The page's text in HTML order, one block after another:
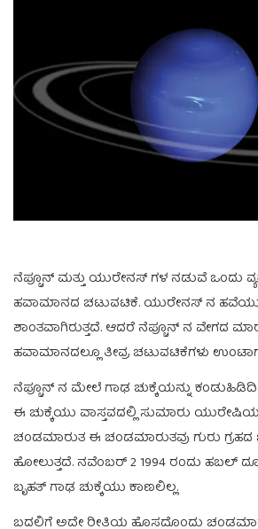
ನೆಪ್ಚೂನ್ ಮತ್ತು ಯುರೇನಸ್ ಗಳ ನಡುವೆ ಒಂದು
ಹವಾಮಾನದ ಚಟುವಟಿಕೆ. ಯುರೇನಸ್ ನ
ಶಾಂತವಾಗಿರುತ್ತದೆ. ಆದರೆ ನೆಪ್ಚೂನ್ ನ ವೇಗದ
ಹವಾಮಾನದಲ್ಲೂ ತೀವ್ರ ಚಟುವಟಿಕೆಗಳು
ನೆಪ್ಚೂನ್ ನ ಮೇಲೆ ಗಾಢ ಚುಕ್ಕೆಯನ್ನು
ಈ ಚುಕ್ಕೆಯು ವಾಸ್ತವದಲ್ಲಿ ಸುಮಾರು ಯುರೇಷಿಯ
ಚಂಡಮಾರುತ ಈ ಚಂಡಮಾರುತವು ಗುರು ಗ್ರಹದ
ಹೋಲುತ್ತದೆ. ನವೆಂಬರ್ 2 1994 ರಂದು ಹಬಲ್
ಬೃಹತ್ ಗಾಢ ಚುಕ್ಕೆಯು ಕಾಣಲಿಲ್ಲ.
ಬದಲಿಗೆ ಅದೇ ರೀತಿಯ ಹೊಸದೊಂದು